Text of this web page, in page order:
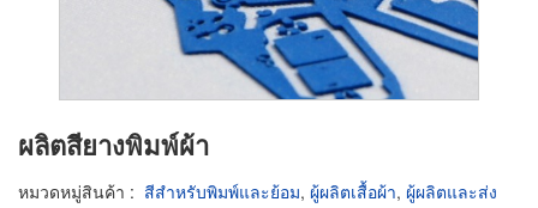
ผลิตสียางพิมพ์ผ้า
หมวดหมู่สินค้า : สีสำหรับพิมพ์และย้อม, ผู้ผลิตเสื้อผ้า, ผู้ผลิตและส่ง